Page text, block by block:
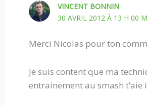
VINCENT BONNIN
30 AVRIL 2012 À 13 H 00
Merci Nicolas pour ton
Je suis content que ma
entrainement au smash t’aie